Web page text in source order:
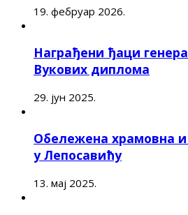
19. фебруар 2026.
Награђени ђаци
Вукових диплома
29. јун 2025.
Обележена храмовна
у Лепосавићу
13. мај 2025.